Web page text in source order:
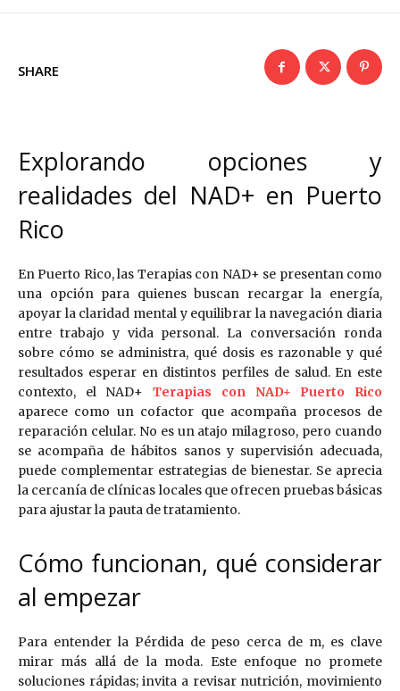
SHARE
Explorando opciones y
realidades del NAD+ en Puerto
Rico
En Puerto Rico, las Terapias con NAD+ se presentan como
una opción para quienes buscan recargar la energía,
apoyar la claridad mental y equilibrar la navegación diaria
entre trabajo y vida personal. La conversación ronda
sobre cómo se administra, qué dosis es razonable y qué
resultados esperar en distintos perfiles de salud. En este
contexto, el NAD+Terapias con NAD+ Puerto Rico
aparece como un cofactor que acompaña procesos de
reparación celular. No es un atajo milagroso, pero cuando
se acompaña de hábitos sanos y supervisión adecuada,
puede complementar estrategias de bienestar. Se aprecia
la cercanía de clínicas locales que ofrecen pruebas básicas
para ajustar la pauta de tratamiento.
Cómo funcionan, qué considerar
al empezar
Para entender la Pérdida de peso cerca de m, es clave
mirar más allá de la moda. Este enfoque no promete
soluciones rápidas; invita a revisar nutrición, movimiento